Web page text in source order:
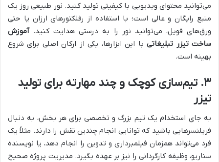
می‌توانید محتوای ویدیویی با کیفیتی تولید کنید. نور طبیعی روز یک
منبع رایگان و عالی است؛ با استفاده از رفلکتورهای ارزان یا حتی
ورق‌های فویل، می‌توانید نور را به درستی هدایت کنید.آموزش
ساخت تیزر تبلیغاتیبا این ابزارها، یکی از ارکان اصلی برای شروع
بهینه است.
۳. تیم‌سازی کوچک و چند مهارته برای تولید
تیزر
به جای استخدام یک تیم بزرگ و تخصصی برای هر بخش، به دنبال
فریلنسرهایی باشید که توانایی انجام چندین نقش را دارند. مثلاً یک
فرد می‌تواند همزمان فیلمبرداری و تدوین را انجام دهد، یا نویسنده
سناریو، وظیفه کارگردانی را نیز بر عهده بگیرد. مدیریت پروژه صحیح